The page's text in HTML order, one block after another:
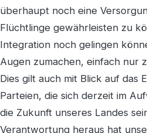
überhaupt noch eine
Flüchtlinge gewährleisten zu
Integration noch gelingen
Augen zumachen, einfach nur
Dies gilt auch mit Blick auf das
Parteien, die sich derzeit im
die Zukunft unseres Landes
Verantwortung heraus hat